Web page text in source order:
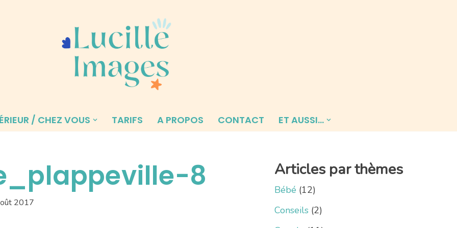
/ CHEZ VOUS TARIFS A PROPOS CONTACT ET AUSSI…
8
2017
Articles par thèmes
Bébé (12)
Conseils(2)